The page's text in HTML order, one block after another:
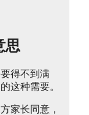
思
得不到满
这种需要。
家长同意，